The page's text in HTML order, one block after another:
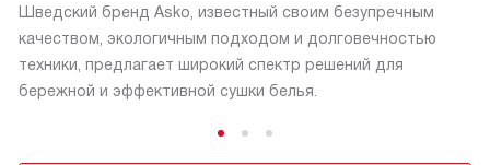
Шведский бренд Asko, известный своим безупречным
качеством, экологичным подходом и долговечностью
техники, предлагает широкий спектр решений для
бережной и эффективной сушки белья.